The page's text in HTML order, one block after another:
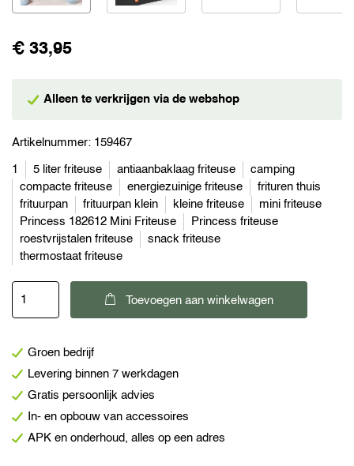
€ 33,95
Alleen te verkrijgen via de webshop
Artikelnummer: 159467
1 5 liter friteuse antiaanbaklaag friteuse
camping
compacte friteuse
energiezuinige friteuse
frituren thuis
frituurpan
frituurpan klein kleine friteuse
mini friteuse
Princess 182612 Mini Friteuse
Princess friteuse
roestvrijstalen friteuse
snack friteuse
thermostaat friteuse
182612
friteuse
aantal
Toevoegen aan winkelwagen
Groen bedrijf
Levering binnen 7 werkdagen
Gratis persoonlijk advies
In- en opbouw van accessoires
APK en onderhoud, alles op een adres